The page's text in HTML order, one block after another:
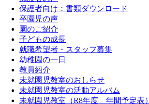
保護者向け：書類ダウンロード
卒園児の声
園のご紹介
子どもの成長
就職希望者・スタッフ募集
幼稚園の一日
教員紹介
未就園児教室のおしらせ
未就園児教室の活動アルバム
未就園児教室（R8年度 年間予定表）